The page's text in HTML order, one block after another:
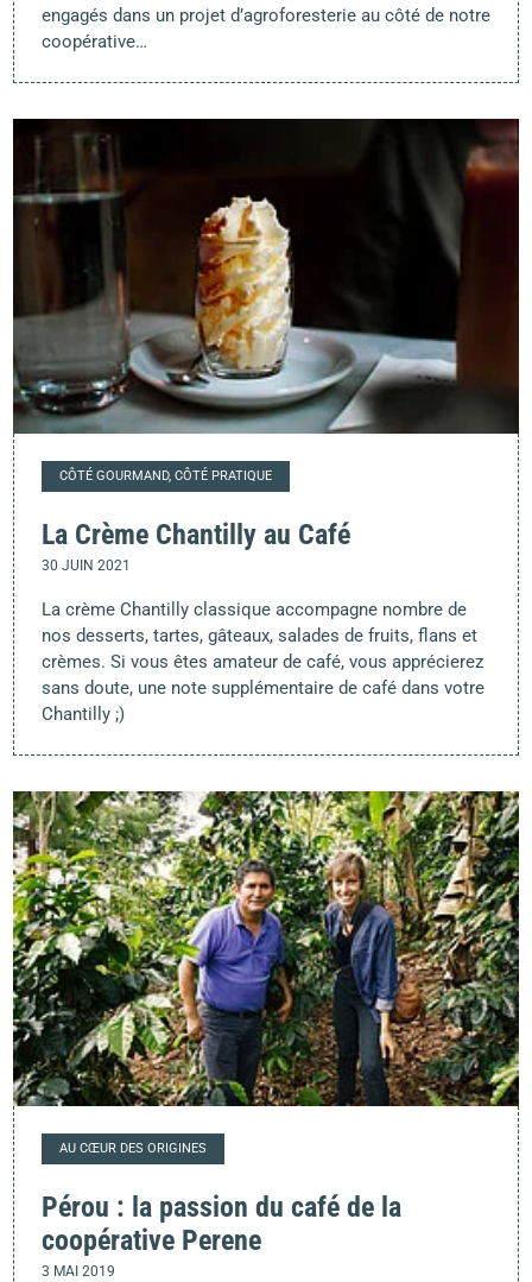
engagés dans un projet d’agroforesterie au côté de notre
coopérative…
CÔTÉ GOURMAND, CÔTÉ PRATIQUE
La Crème Chantilly au Café
30 JUIN 2021
La crème Chantilly classique accompagne nombre de
nos desserts, tartes, gâteaux, salades de fruits, flans et
crèmes. Si vous êtes amateur de café, vous apprécierez
sans doute, une note supplémentaire de café dans votre
Chantilly ;)
AU CŒUR DES ORIGINES
Pérou : la passion du café de la
coopérative Perene
3 MAI 2019